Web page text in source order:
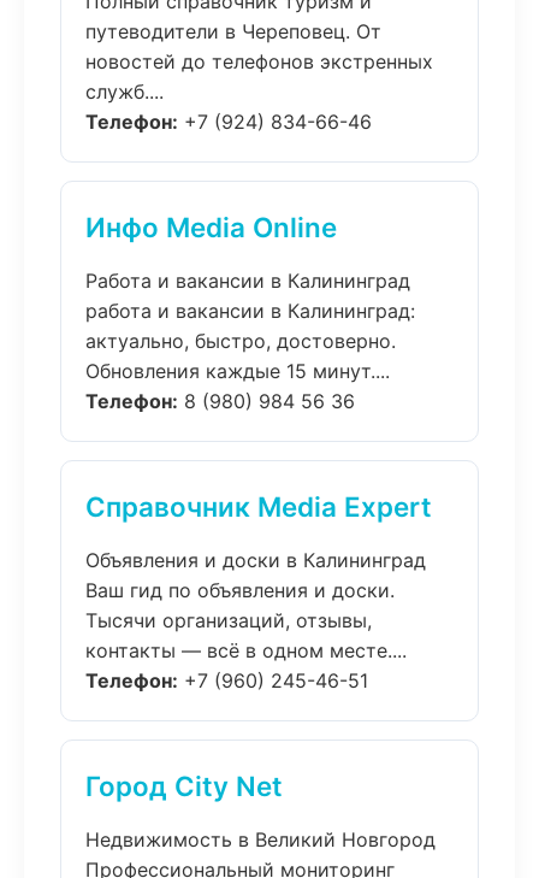
путеводители в Череповец. От
новостей до телефонов экстренных
служб....
Телефон: +7 (924) 834-66-46
Инфо Media Online
Работа и вакансии в Калининград
работа и вакансии в Калининград:
актуально, быстро, достоверно.
Обновления каждые 15 минут....
Телефон: 8 (980) 984 56 36
Справочник Media Expert
Объявления и доски в Калининград
Ваш гид по объявления и доски.
Тысячи организаций, отзывы,
контакты — всё в одном месте....
Телефон: +7 (960) 245-46-51
Город City Net
Недвижимость в Великий Новгород
Профессиональный мониторинг